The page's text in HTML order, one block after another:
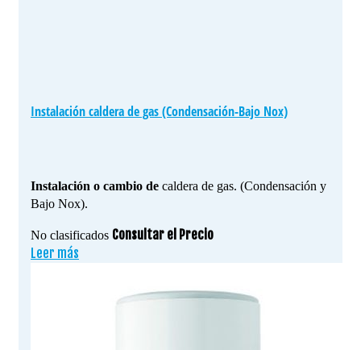
Instalación caldera de gas (Condensación-Bajo Nox)
Instalación o cambio de caldera de gas. (Condensación y
Bajo Nox).
No clasificados Consultar el Precio
Leer más